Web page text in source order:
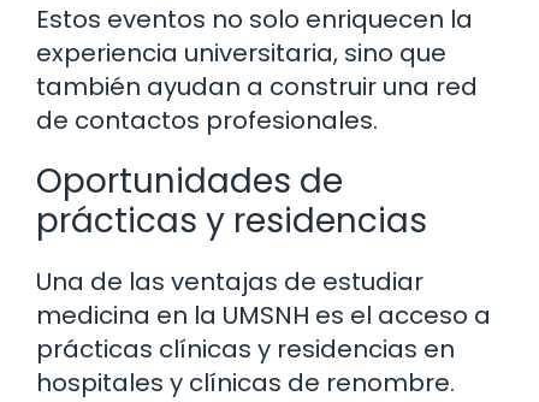
Estos eventos no solo enriquecen la
experiencia universitaria, sino que
también ayudan a construir una red
de contactos profesionales.
Oportunidades de
prácticas y residencias
Una de las ventajas de estudiar
medicina en la UMSNH es el acceso a
prácticas clínicas y residencias en
hospitales y clínicas de renombre.